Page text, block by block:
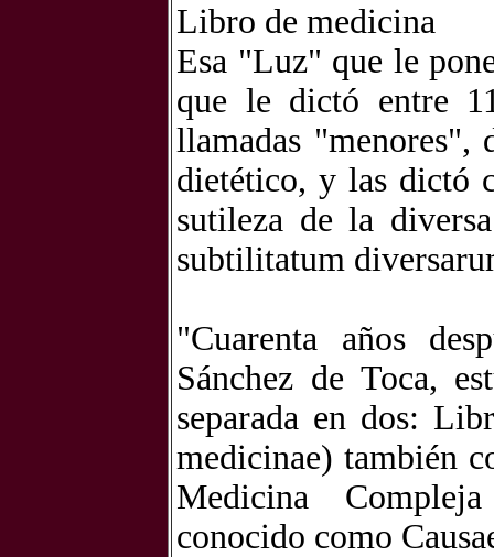
Libro de medicina
Esa "Luz" que le
que le dictó entre
llamadas "menores",
dietético, y las dictó
sutileza de la
subtilitatum
"Cuarenta años
Sánchez de Toca,
separada en dos:
medicinae) también
Medicina
conocido como